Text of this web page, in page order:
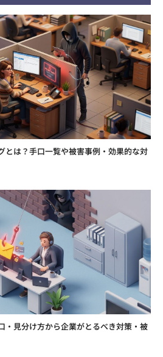
とは？手口一覧や被害事例・効果的な対
・見分け方から企業がとるべき対策・被